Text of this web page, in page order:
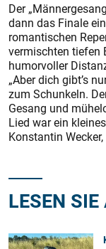
Der
dann das Finale
romantischen
vermischten tiefen
humorvoller
„Aber dich gibt’s
zum Schunkeln.
Gesang und
Lied war ein
Konstantin
LESEN SIE